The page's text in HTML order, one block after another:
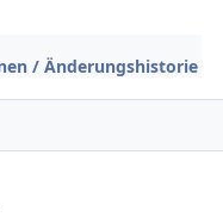
/ Änderungshistorie